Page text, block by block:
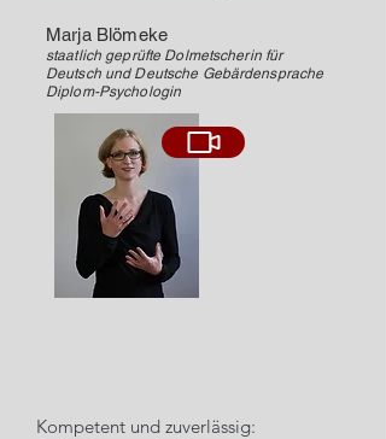
Marja Blömeke
staatlich geprüfte Dolmetscherin für
Deutsch und Deutsche Gebärdensprache
Diplom-Psychologin
Kompetent und zuverlässig: